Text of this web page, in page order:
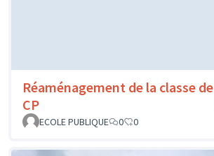
Réaménagement de la classe de
CP
ECOLE PUBLIQUE
0 0